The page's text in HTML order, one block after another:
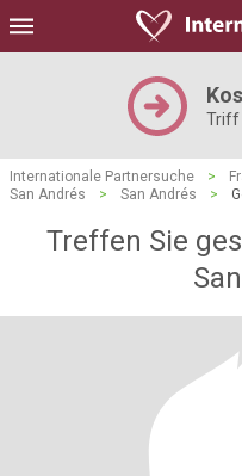
Triff
Internationale Partnersuche >
San Andrés
> San Andrés >
Treffen Sie